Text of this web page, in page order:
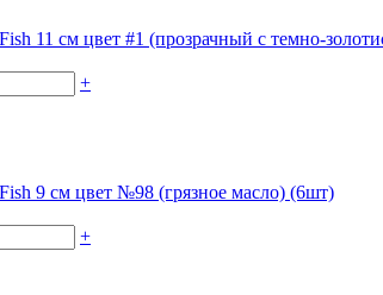
11 см цвет #1 (прозрачный с темно-
+
9 см цвет №98 (грязное масло) (6шт)
+